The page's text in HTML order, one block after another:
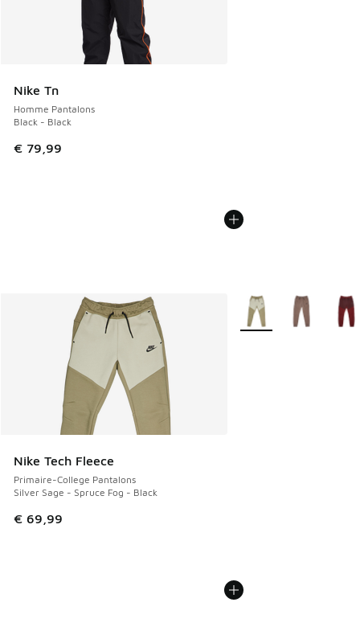
Nike Tn
Homme Pantalons
Black - Black
€ 79,99
Nike Tech Fleece
Primaire-College Pantalons
Silver Sage - Spruce Fog - Black
€ 69,99
Plus de couleurs